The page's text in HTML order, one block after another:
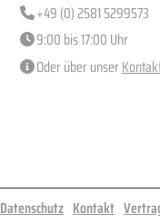
+49 (0) 2581 5299573
9:00 bis 17:00 Uhr
Oder über unser
Datenschutz Kontakt